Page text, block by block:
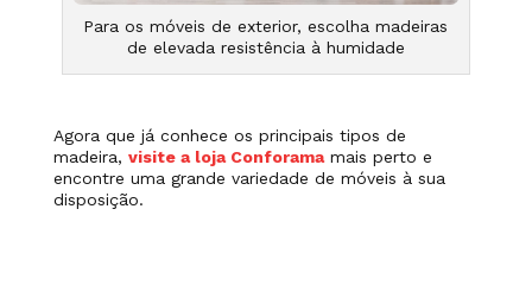
Para os móveis de exterior, escolha madeiras
de elevada resistência à humidade
Agora que já conhece os principais tipos de
madeira, visite a loja Conforamamais perto e
encontre uma grande variedade de móveis à sua
disposição.